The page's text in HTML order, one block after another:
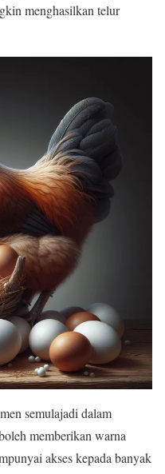
menghasilkan telur
semulajadi dalam
memberikan warna
akses kepada banyak